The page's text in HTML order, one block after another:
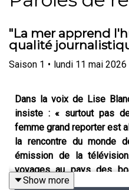
"La mer apprend
qualité
Saison 1 • lundi 11 mai 2026
Dans la voix de Lise
insiste : « surtout pas
femme grand reporter est
la rencontre du monde
émission de la
voyages au pays des
passeurs capables de
Show more